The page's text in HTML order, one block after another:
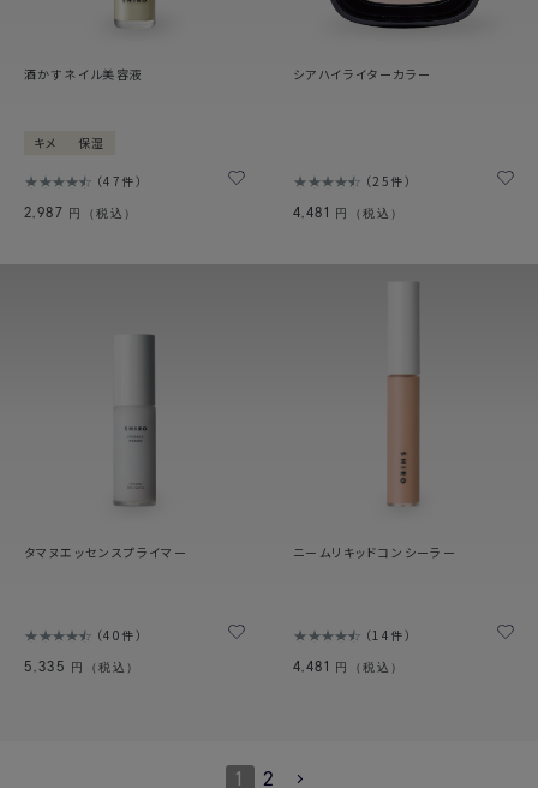
酒かすネイル美容液
キメ 保湿
47件
2,987 円（税込）
シアハイライターカラー
25件
4,481 円（税込）
タマヌエッセンスプライマー
40件
5,335 円（税込）
ニームリキッドコンシーラー
14件
4,481 円（税込）
1 2